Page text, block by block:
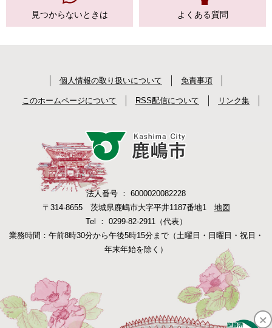
見つからないときは よくある質問
個人情報の取り扱いについて 免責事項
このホームページについて RSS配信について リンク集
法人番号 ： 6000020082228
〒314-8655 茨城県鹿嶋市大字平井1187番地1 地図
Tel ： 0299-82-2911（代表）
業務時間：午前8時30分から午後5時15分まで（土曜日・日曜日・祝日・
年末年始を除く）